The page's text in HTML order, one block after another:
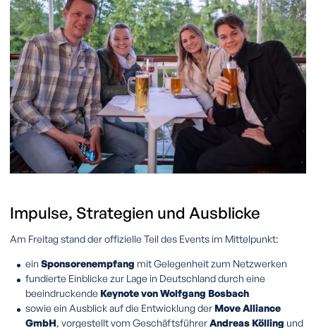
Impulse, Strategien und Ausblicke
Am Freitag stand der offizielle Teil des Events im Mittelpunkt:
einSponsorenempfang mit Gelegenheit zum Netzwerken
fundierte Einblicke zur Lage in Deutschland durch eine
beeindruckende Keynote von Wolfgang Bosbach
sowie ein Ausblick auf die Entwicklung der Move Alliance
GmbH, vorgestellt vom GeschäftsführerAndreas Kölling und